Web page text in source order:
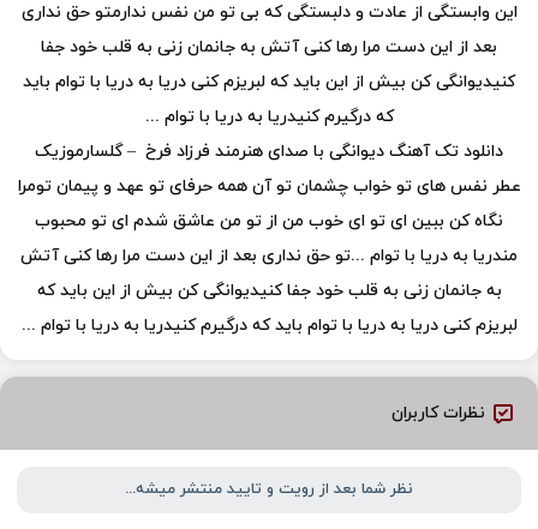
این وابستگی از عادت و دلبستگی که بی تو من نفس ندارمتو حق نداری
بعد از این دست مرا رها کنی آتش به جانمان زنی به قلب خود جفا
کنیدیوانگی کن بیش از این باید که لبریزم کنی دریا به دریا با توام باید
که درگیرم کنیدریا به دریا با توام ...
دانلود تک آهنگ دیوانگی با صدای هنرمند فرزاد فرخ – گلسارموزیک
عطر نفس های تو خواب چشمان تو آن همه حرفای تو عهد و پیمان تومرا
نگاه کن ببین ای تو ای خوب من از تو من عاشق شدم ای تو محبوب
مندریا به دریا با توام ...تو حق نداری بعد از این دست مرا رها کنی آتش
به جانمان زنی به قلب خود جفا کنیدیوانگی کن بیش از این باید که
لبریزم کنی دریا به دریا با توام باید که درگیرم کنیدریا به دریا با توام ...
نظرات کاربران
نظر شما بعد از رویت و تایید منتشر میشه...